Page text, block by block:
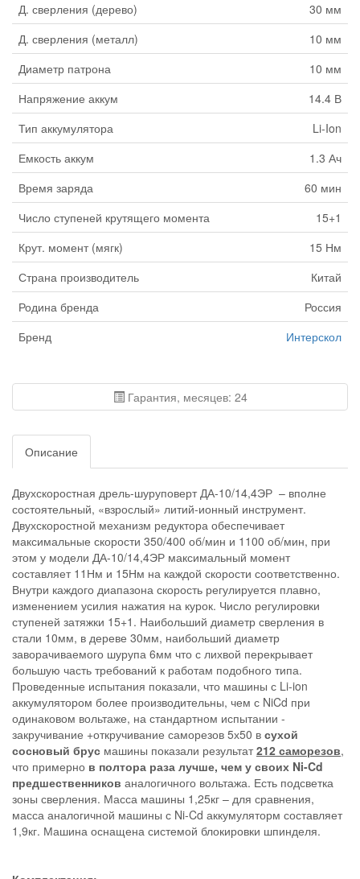
Д. сверления (дерево)
30 мм
Д. сверления (металл)
10 мм
Диаметр патрона
10 мм
Напряжение аккум
14.4 В
Тип аккумулятора
Li-Ion
Емкость аккум
1.3 Ач
Время заряда
60 мин
Число ступеней крутящего момента
15+1
Крут. момент (мягк)
15 Нм
Страна производитель
Китай
Родина бренда
Россия
Бренд
Интерскол
Гарантия, месяцев: 24
Описание
Двухскоростная дрель-шуруповерт ДА-10/14,4ЭР – вполне
состоятельный, «взрослый» литий-ионный инструмент.
Двухскоростной механизм редуктора обеспечивает
максимальные скорости 350/400 об/мин и 1100 об/мин, при
этом у модели ДА-10/14,4ЭР максимальный момент
составляет 11Нм и 15Нм на каждой скорости соответственно.
Внутри каждого диапазона скорость регулируется плавно,
изменением усилия нажатия на курок. Число регулировки
ступеней затяжки 15+1. Наибольший диаметр сверления в
стали 10мм, в дереве 30мм, наибольший диаметр
заворачиваемого шурупа 6мм что с лихвой перекрывает
большую часть требований к работам подобного типа.
Проведенные испытания показали, что машины с Li-ion
аккумулятором более производительны, чем с NiCd при
одинаковом вольтаже, на стандартном испытании -
закручивание +откручивание саморезов 5х50 в сухой
сосновый брус машины показали результат212 саморезов,
что примерно в полтора раза лучше, чем у своих Ni-Cd
предшественников аналогичного вольтажа. Есть подсветка
зоны сверления. Масса машины 1,25кг – для сравнения,
масса аналогичной машины с Ni-Cd аккумуляторм составляет
1,9кг. Машина оснащена системой блокировки шпинделя.